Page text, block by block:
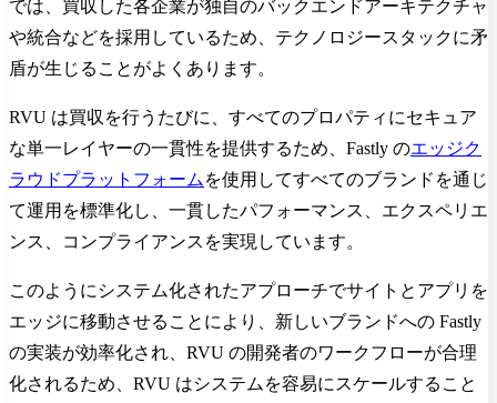
では、買収した各企業が独自のバックエンドアーキテクチャ
や統合などを採用しているため、テクノロジースタックに矛
盾が生じることがよくあります。
RVU は買収を行うたびに、すべてのプロパティにセキュア
な単一レイヤーの一貫性を提供するため、Fastly のエッジク
ラウドプラットフォーム を使用してすべてのブランドを通じ
て運用を標準化し、一貫したパフォーマンス、エクスペリエ
ンス、コンプライアンスを実現しています。
このようにシステム化されたアプローチでサイトとアプリを
エッジに移動させることにより、新しいブランドへの Fastly
の実装が効率化され、RVU の開発者のワークフローが合理
化されるため、RVU はシステムを容易にスケールすること